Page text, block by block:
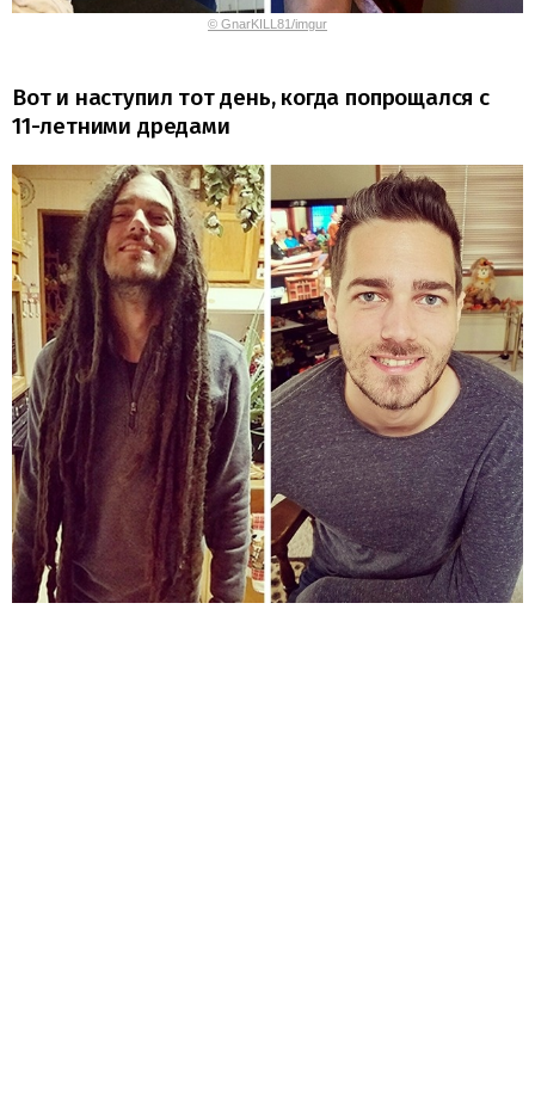
© GnarKILL81/imgur
Вот и наступил тот день, когда попрощался с
11-летними дредами